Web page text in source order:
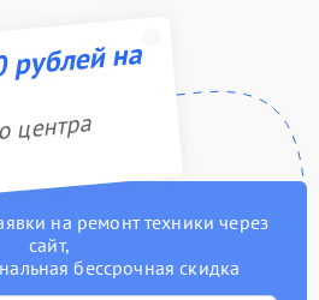
на
центра
на ремонт техники через
сайт,
бессрочная скидка